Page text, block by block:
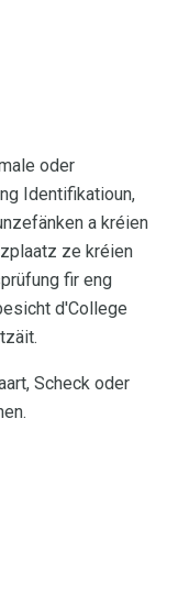
oder
Identifikatioun,
a kréien
ze kréien
fir eng
d'College
Scheck oder